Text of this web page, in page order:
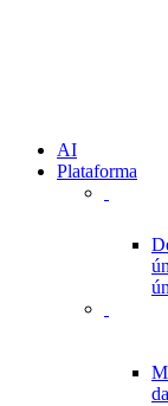
AI
Plataforma